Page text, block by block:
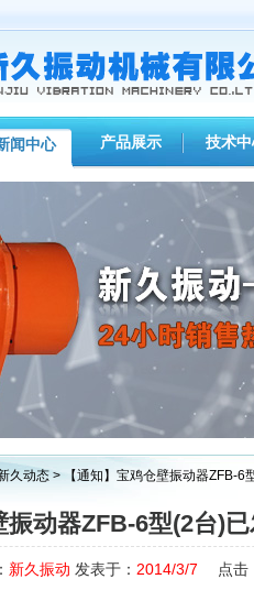
闻中心 产品展示 技术
1 2
久动态 > 【通知】宝鸡仓壁振动器ZFB-6
振动器ZFB-6型(2台)
新久振动 发表于： 2014/3/7 点击